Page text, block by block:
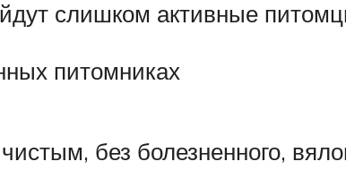
слишком активные
питомниках
без болезненного,